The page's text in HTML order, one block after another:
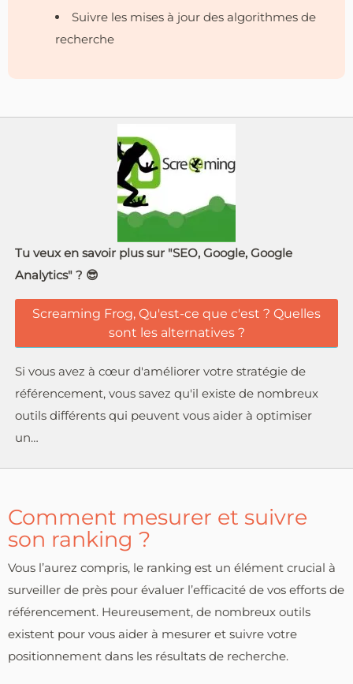
Suivre les mises à jour des algorithmes de
recherche
Tu veux en savoir plus sur "SEO, Google, Google
Analytics" ? 😎
Screaming Frog, Qu'est-ce que c'est ? Quelles
sont les alternatives ?
Si vous avez à cœur d'améliorer votre stratégie de
référencement, vous savez qu'il existe de nombreux
outils différents qui peuvent vous aider à optimiser
un…
Comment mesurer et suivre
son ranking ?
Vous l’aurez compris, le ranking est un élément crucial à
surveiller de près pour évaluer l’efficacité de vos efforts de
référencement. Heureusement, de nombreux outils
existent pour vous aider à mesurer et suivre votre
positionnement dans les résultats de recherche.